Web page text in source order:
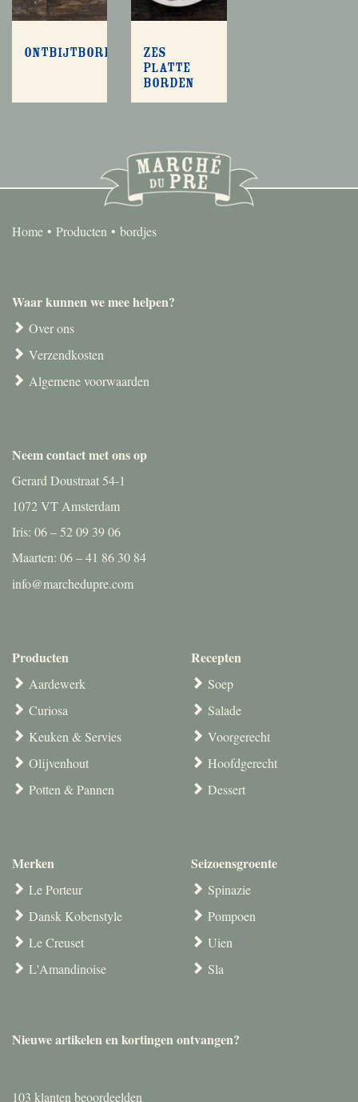
Ontbijtbordjes
Zes
platte
borden
Home Producten bordjes
Waar kunnen we mee helpen?
Over ons
Verzendkosten
Algemene voorwaarden
Neem contact met ons op
Gerard Doustraat 54-1
1072 VT Amsterdam
Iris: 06 – 52 09 39 06
Maarten: 06 – 41 86 30 84
info@marchedupre.com
Producten
Aardewerk
Curiosa
Keuken & Servies
Olijvenhout
Potten & Pannen
Merken
Le Porteur
Dansk Kobenstyle
Le Creuset
L'Amandinoise
Recepten
Soep
Salade
Voorgerecht
Hoofdgerecht
Dessert
Seizoensgroente
Spinazie
Pompoen
Uien
Sla
Nieuwe artikelen en kortingen ontvangen?
103 klanten beoordeelden